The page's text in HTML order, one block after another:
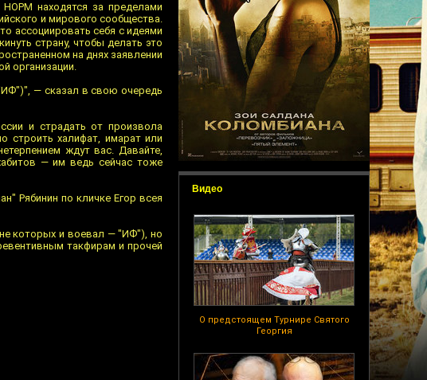
Видео
О предстоящем Турнире Святого
Георгия
находятся за пределами
и мирового сообщества.
ассоциировать себя с идеями
страну, чтобы делать это
на днях заявлении
организации.
— сказал в свою очередь
и страдать от произвола
строить халифат, имарат или
ждут вас. Давайте,
— им ведь сейчас тоже
Рябинин по кличке Егор всея
которых и воевал — "ИФ"), но
такфирам и прочей